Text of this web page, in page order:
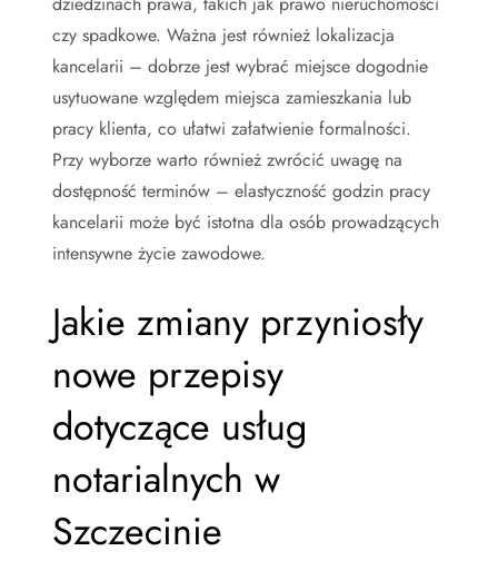
czy spadkowe. Ważna jest również lokalizacja
kancelarii – dobrze jest wybrać miejsce dogodnie
usytuowane względem miejsca zamieszkania lub
pracy klienta, co ułatwi załatwienie formalności.
Przy wyborze warto również zwrócić uwagę na
dostępność terminów – elastyczność godzin pracy
kancelarii może być istotna dla osób prowadzących
intensywne życie zawodowe.
Jakie zmiany przyniosły
nowe przepisy
dotyczące usług
notarialnych w
Szczecinie